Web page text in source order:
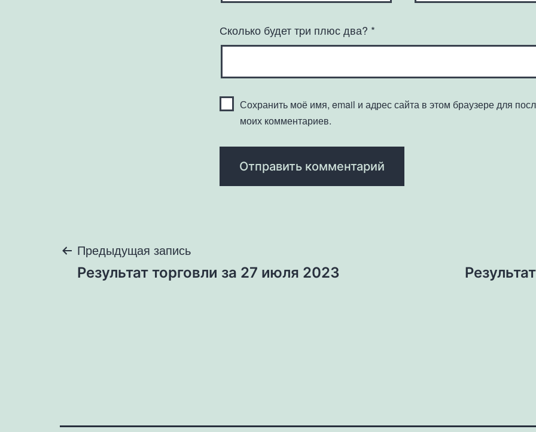
Сколько будет тpи плюс два? *
Сохранить моё имя, email и адрес сайта в этом браузере для
моих комментариев.
Навигация
Предыдущая запись
Результат торговли за 27 июля 2023